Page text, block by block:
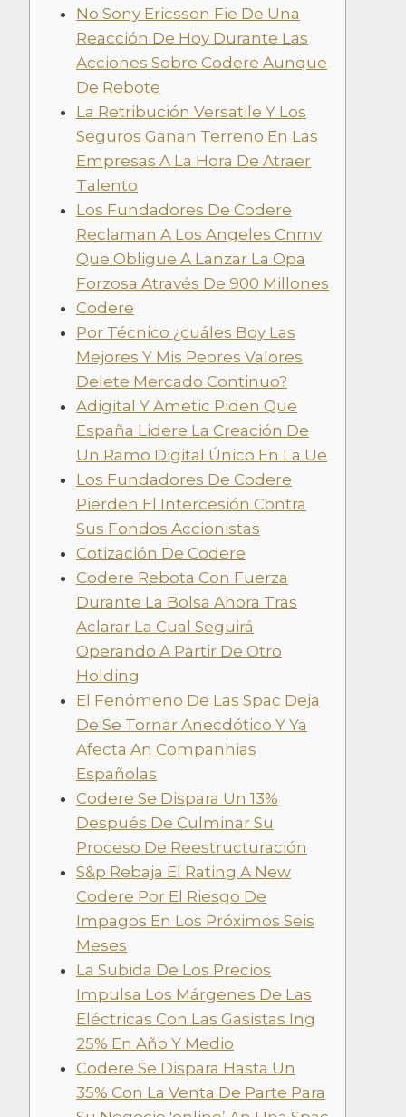
No Sony Ericsson Fie De Una
Reacción De Hoy Durante Las
Acciones Sobre Codere Aunque
De Rebote
La Retribución Versatile Y Los
Seguros Ganan Terreno En Las
Empresas A La Hora De Atraer
Talento
Los Fundadores De Codere
Reclaman A Los Angeles Cnmv
Que Obligue A Lanzar La Opa
Forzosa Através De 900 Millones
Codere
Por Técnico ¿cuáles Boy Las
Mejores Y Mis Peores Valores
Delete Mercado Continuo?
Adigital Y Ametic Piden Que
España Lidere La Creación De
Un Ramo Digital Único En La Ue
Los Fundadores De Codere
Pierden El Intercesión Contra
Sus Fondos Accionistas
Cotización De Codere
Codere Rebota Con Fuerza
Durante La Bolsa Ahora Tras
Aclarar La Cual Seguirá
Operando A Partir De Otro
Holding
El Fenómeno De Las Spac Deja
De Se Tornar Anecdótico Y Ya
Afecta An Companhias
Españolas
Codere Se Dispara Un 13%
Después De Culminar Su
Proceso De Reestructuración
S&p Rebaja El Rating A New
Codere Por El Riesgo De
Impagos En Los Próximos Seis
Meses
La Subida De Los Precios
Impulsa Los Márgenes De Las
Eléctricas Con Las Gasistas Ing
25% En Año Y Medio
Codere Se Dispara Hasta Un
35% Con La Venta De Parte Para